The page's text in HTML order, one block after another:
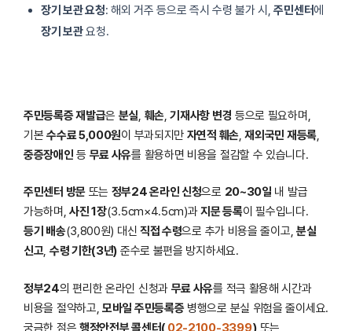
장기 보관 요청: 해외 거주 등으로 즉시 수령 불가 시,주민센터에
장기 보관요청.
주민등록증 재발급은 분실, 훼손,기재사항 변경 등으로 필요하며,
기본수수료 5,000원이 부과되지만 자연적 훼손,재외국민 재등록,
중증장애인 등 무료 사유를 활용하면 비용을 절감할 수 있습니다.
주민센터 방문또는 정부24 온라인 신청으로 20~30일 내 발급
가능하며,사진 1장(3.5cm×4.5cm)과지문 등록이 필수입니다.
등기 배송(3,800원) 대신 직접 수령으로 추가 비용을 줄이고, 분실
신고, 수령 기한(3년) 준수로 불편을 방지하세요.
정부24의 편리한 온라인 신청과 무료 사유를 적극 활용해 시간과
비용을 절약하고, 모바일 주민등록증병행으로 분실 위험을 줄이세요.
궁금한 점은 행정안전부 콜센터( 02-2100-3399) 또는